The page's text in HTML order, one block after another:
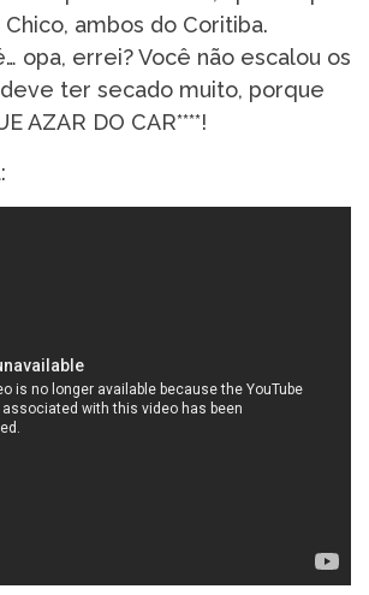
ambos do Coritiba.
opa, errei? Você não escalou os
ter secado muito, porque
AZAR DO CAR****!